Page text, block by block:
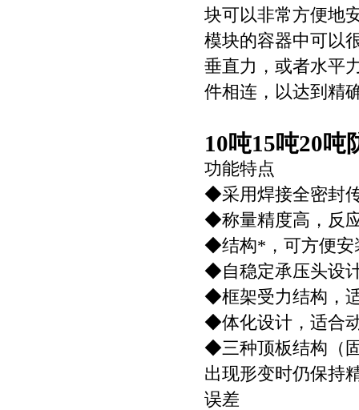
块可以非常方便地
模块的容器中可以
垂直力，或者水平
件相连，以达到精
10吨15吨20吨
功能特点
◆采用焊接全密封
◆称量精度高，反
◆结构*，可方便安
◆自稳定承压头设
◆框架受力结构，
◆体化设计，适合
◆三种顶板结构（
出现形变时仍保持
误差